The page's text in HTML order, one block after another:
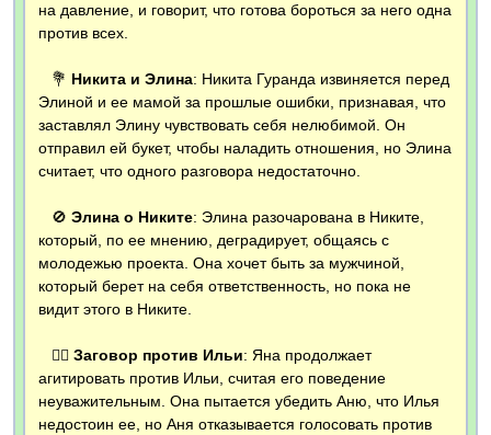
на давление, и говорит, что готова бороться за него одна
против всех.
💐 Никита и Элина: Никита Гуранда извиняется перед
Элиной и ее мамой за прошлые ошибки, признавая, что
заставлял Элину чувствовать себя нелюбимой. Он
отправил ей букет, чтобы наладить отношения, но Элина
считает, что одного разговора недостаточно.
🚫 Элина о Никите: Элина разочарована в Никите,
который, по ее мнению, деградирует, общаясь с
молодежью проекта. Она хочет быть за мужчиной,
который берет на себя ответственность, но пока не
видит этого в Никите.
🤷‍♀️ Заговор против Ильи: Яна продолжает
агитировать против Ильи, считая его поведение
неуважительным. Она пытается убедить Аню, что Илья
недостоин ее, но Аня отказывается голосовать против